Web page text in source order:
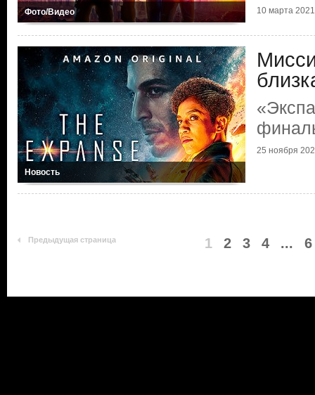
Фото/Видео 10 марта 2021
Новость
25 ноября
Предыдущая страница 1 2 3 4 ... 6